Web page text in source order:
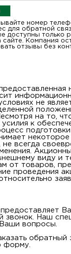
номер
для обратной
доступны только
Компания
отзывы без
не
на то,
к
некоторое
не всегда
виду и
от товаров,
проведения
предоставляет
звонок. Наш
вопросы.
обратный
форму.